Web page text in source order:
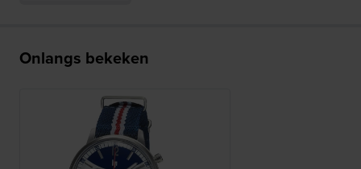
Onlangs bekeken